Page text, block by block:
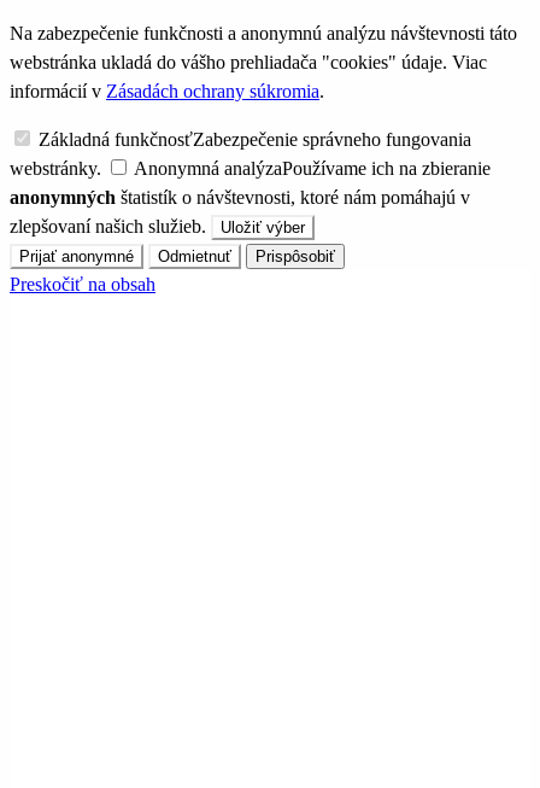
Na zabezpečenie funkčnosti a anonymnú analýzu návštevnosti táto
webstránka ukladá do vášho prehliadača "cookies" údaje. Viac
informácií v Zásadách ochrany súkromia.
Základná funkčnosťZabezpečenie správneho fungovania
webstránky.
Anonymná analýzaPoužívame ich na zbieranie
anonymných štatistík o návštevnosti, ktoré nám pomáhajú v
zlepšovaní našich služieb.
Uložiť výber
Prijať anonymné
Odmietnuť Prispôsobiť
Preskočiť na obsah